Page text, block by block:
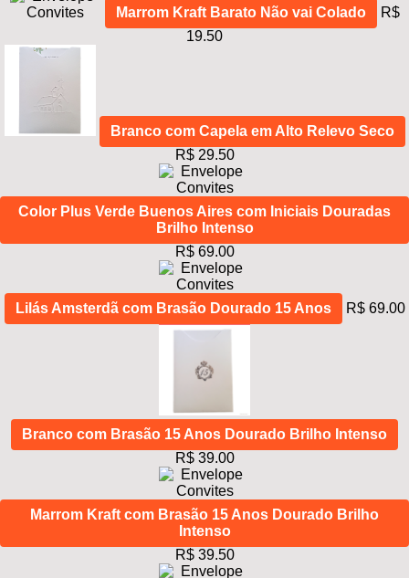
Marrom Kraft Barato Não vai Colado
R$
19.50
Branco com Capela em Alto Relevo Seco
R$ 29.50
Color Plus Verde Buenos Aires com Iniciais Douradas
Brilho Intenso
R$ 69.00
Lilás Amsterdã com Brasão Dourado 15 Anos R$ 69.00
Branco com Brasão 15 Anos Dourado Brilho Intenso
R$ 39.00
Marrom Kraft com Brasão 15 Anos Dourado Brilho
Intenso
R$ 39.50